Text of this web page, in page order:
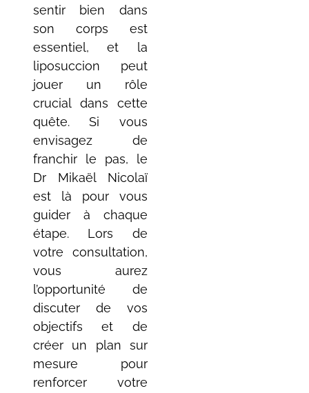
sentir bien dans
son corps est
essentiel, et la
liposuccion peut
jouer un rôle
crucial dans cette
quête. Si vous
envisagez de
franchir le pas, le
Dr Mikaël Nicolaï
est là pour vous
guider à chaque
étape. Lors de
votre consultation,
vous aurez
l’opportunité de
discuter de vos
objectifs et de
créer un plan sur
mesure pour
renforcer votre